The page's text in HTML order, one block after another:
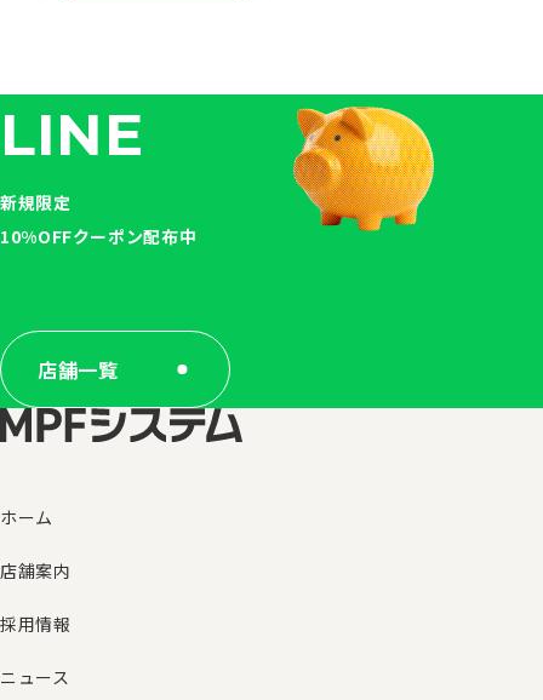
LINE
新規限定
10%OFFクーポン配布中
店舗一覧
ホーム
店舗案内
採用情報
ニュース